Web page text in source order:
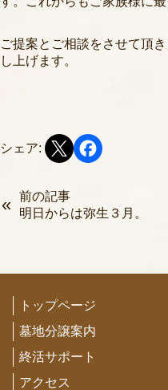
ご提案とご相談をさせて頂
し上げます。
シェア:
前の記事
明日からは弥生３月。
トップページ
墓地分譲案内
終活サポート
アクセス